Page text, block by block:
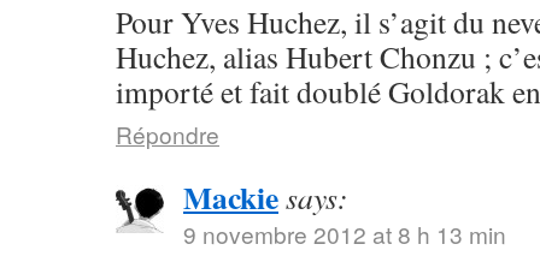
Pour Yves Huchez, il s’agit du
Huchez, alias Hubert Chonzu ;
importé et fait doublé Goldorak
Répondre
Mackiesays:
9 novembre 2012 at 8 h 13 min